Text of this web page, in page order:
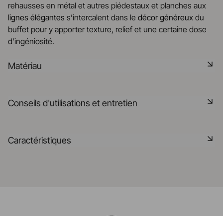
rehausses en métal et autres piédestaux et planches aux
lignes élégantes s’intercalent dans le décor généreux du
buffet pour y apporter texture, relief et une certaine dose
d’ingéniosité.
Matériau
à entretenir, parfait pour des tables modernes et élégantes.
En savoir plus
Conseils d'utilisations et entretien
Caractéristiques